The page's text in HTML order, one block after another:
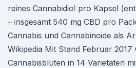
reines Cannabidiol pro Kapsel
– insgesamt 540 mg CBD pro
Cannabis und Cannabinoide als
Wikipedia Mit Stand Februar 2017
Cannabisblüten in 14 Varietäten